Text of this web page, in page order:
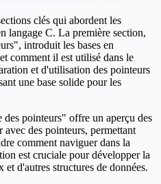
clés qui abordent les
langage C. La première section,
", introduit les bases en
comment il est utilisé dans le
et d'utilisation des pointeurs
une base solide pour les
des pointeurs" offre un aperçu des
des pointeurs, permettant
comment naviguer dans la
est cruciale pour développer la
d'autres structures de données.